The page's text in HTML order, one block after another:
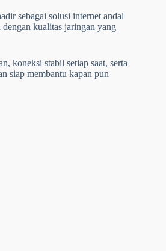
sebagai solusi internet andal
kualitas jaringan yang
koneksi stabil setiap saat, serta
siap membantu kapan pun